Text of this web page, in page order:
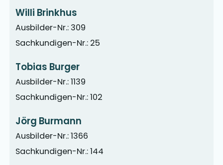
Willi Brinkhus
Ausbilder-Nr.: 309
Sachkundigen-Nr.: 25
Tobias Burger
Ausbilder-Nr.: 1139
Sachkundigen-Nr.: 102
Jörg Burmann
Ausbilder-Nr.: 1366
Sachkundigen-Nr.: 144